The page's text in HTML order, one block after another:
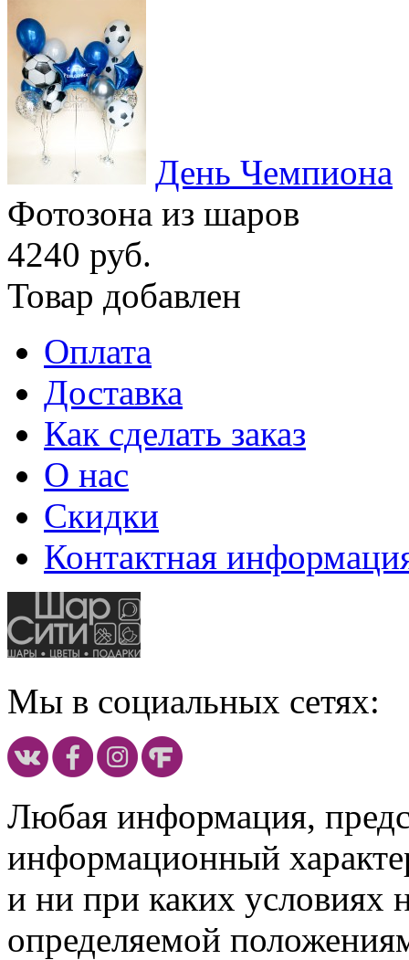
День Чемпиона
Фотозона из шаров
4240 руб.
Товар добавлен
Оплата
Доставка
Как сделать заказ
О нас
Скидки
Контактная
Мы в социальных сетях:
Любая информация,
информационный
и ни при каких условиях
определяемой